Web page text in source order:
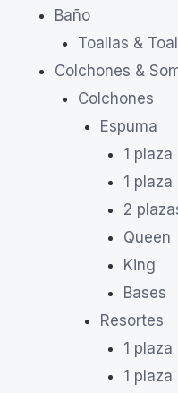
Baño
Toallas &
Colchones &
Colchones
Espuma
1 plaza
1 plaza
2
Queen
King
Bases
Resortes
1 plaza
1 plaza